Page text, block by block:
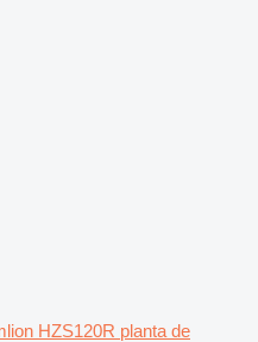
HZS120R planta de